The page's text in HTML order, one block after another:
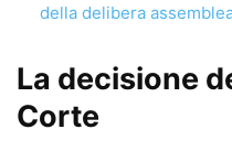
della delibera
La decisione
Corte